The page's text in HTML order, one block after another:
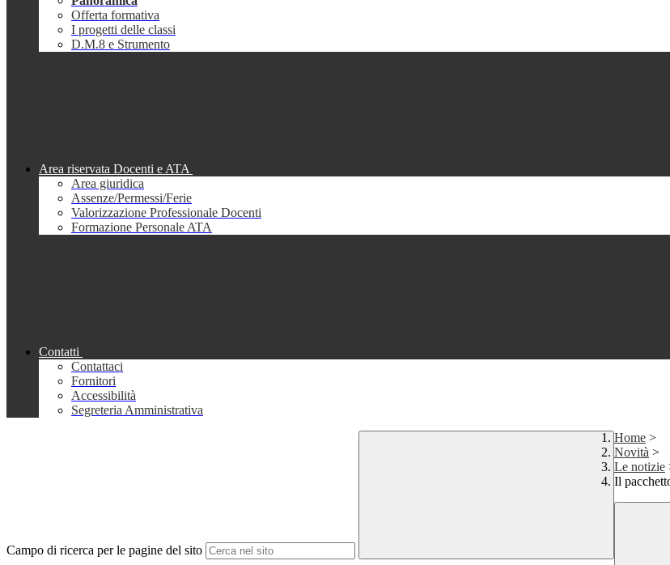
Offerta formativa
I progetti delle classi
D.M.8 e Strumento
Area riservata Docenti e ATA
Area giuridica
Assenze/Permessi/Ferie
Valorizzazione Professionale Docenti
Formazione Personale ATA
Contatti
Contattaci
Fornitori
Accessibilità
Segreteria Amministrativa
Campo di ricerca per le pagine del sito
Home >
Novità >
Le notizie
Il